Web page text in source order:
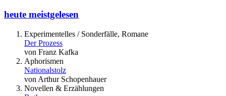
heute meistgelesen
Experimentelles / Sonderfälle, Romane
Der Prozess
von Franz Kafka
Aphorismen
Nationalstolz
von Arthur Schopenhauer
Novellen & Erzählungen